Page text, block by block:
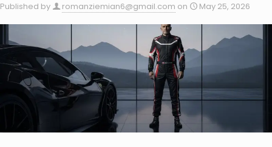
Published by romanziemian6@gmail.com on May 25, 2026